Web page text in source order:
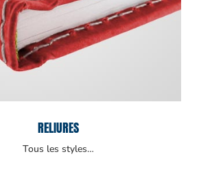
RELIURES
Tous les styles…